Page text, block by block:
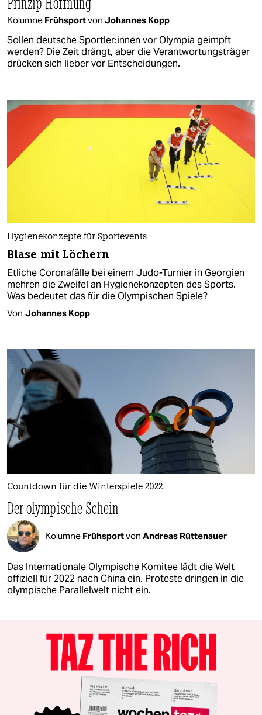
Kolumne Frühsportvon Johannes Kopp
Sollen deutsche Sport­le­r:in­nen vor Olympia geimpft
werden? Die Zeit drängt, aber die Verantwortungsträger
drücken sich lieber vor Entscheidungen.
Hygienekonzepte für Sportevents
Blase mit Löchern
Etliche Coronafälle bei einem Judo-Turnier in Georgien
mehren die Zweifel an Hygienekonzepten des Sports.
Was bedeutet das für die Olympischen Spiele?
Von Johannes Kopp
Countdown für die Winterspiele 2022
Der olympische Schein
Kolumne Frühsportvon Andreas Rüttenauer
Das Internationale Olympische Komitee lädt die Welt
offiziell für 2022 nach China ein. Proteste dringen in die
olympische Parallelwelt nicht ein.